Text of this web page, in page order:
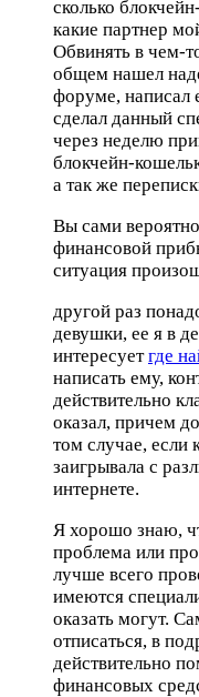
сколько
какие партнер
Обвинять в чем-
общем нашел
форуме, написал
сделал данный
через неделю
блокчейн-
а так же
Вы сами
финансовой
ситуация
другой раз
девушки, ее я в
интересуетгде
написать ему,
действительно
оказал, причем
том случае, если
заигрывала с
интернете.
Я хорошо знаю,
проблема или
лучше всего
имеются
оказать могут.
отписаться, в
действительно
финансовых